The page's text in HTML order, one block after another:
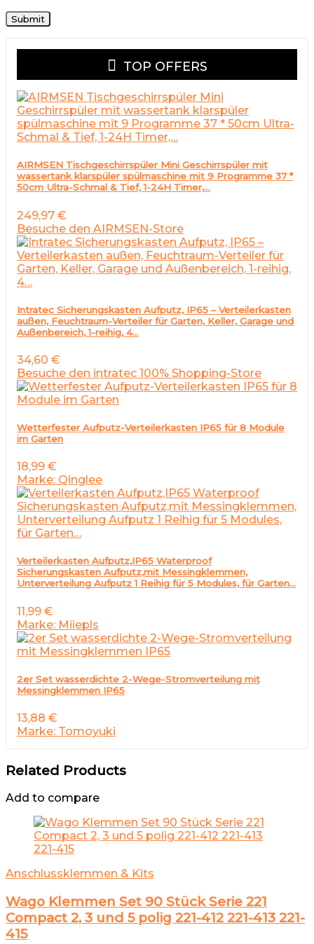
TOP OFFERS
AIRMSEN Tischgeschirrspüler Mini Geschirrspüler mit
wassertank klarspüler spülmaschine mit 9 Programme 37 *
50cm Ultra-Schmal & Tief, 1-24H Timer,…
249,97 €
Besuche den AIRMSEN-Store
Intratec Sicherungskasten Aufputz, IP65 – Verteilerkasten
außen, Feuchtraum-Verteiler für Garten, Keller, Garage und
Außenbereich, 1-reihig, 4…
34,60 €
Besuche den intratec 100% Shopping-Store
Wetterfester Aufputz-Verteilerkasten IP65 für 8 Module
im Garten
18,99 €
Marke: Qinglee
Verteilerkasten Aufputz,IP65 Waterproof
Sicherungskasten Aufputz,mit Messingklemmen,
Unterverteilung Aufputz 1 Reihig für 5 Modules, für Garten…
11,99 €
Marke: Miiepls
2er Set wasserdichte 2-Wege-Stromverteilung mit
Messingklemmen IP65
13,88 €
Marke: Tomoyuki
Related Products
Add to compare
Anschlussklemmen & Kits
Wago Klemmen Set 90 Stück Serie 221
Compact 2, 3 und 5 polig 221-412 221-413 221-
415